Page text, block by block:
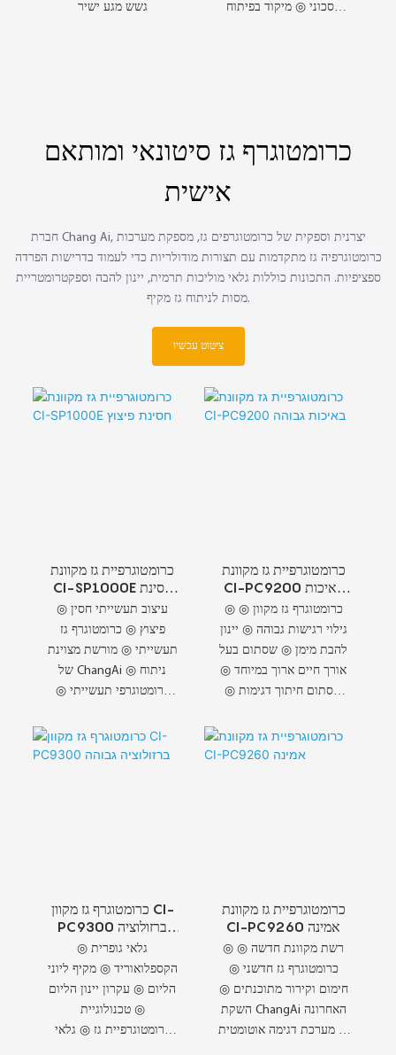
גשש מגע ישיר
חסכוני ◎ מיקוד בפיתוח
כרומטוגרף גז סיטונאי ומותאם
אישית
חברת Chang Ai, יצרנית וספקית של כרומטוגרפים גז, מספקת מערכות
כרומטוגרפיה גז מתקדמות עם תצורות מודולריות כדי לעמוד בדרישות הפרדה
ספציפיות. התכונות כוללות גלאי מוליכות תרמית, יינון להבה וספקטרומטריית
מסות לניתוח גז מקיף.
ציטוט עכשיו
כרומטוגרפיית גז מקוונת
CI-SP1000E חסינת
פיצוץ
◎ עיצוב תעשייתי חסין
פיצוץ ◎ כרומטוגרף גז
תעשייתי ◎ מורשת מצוינת
של ChangAi ◎ ניתוח
כרומטוגרפי תעשייתי ◎
אמינות גבוהה מוכחת ◎
רכיבים בעלי אמינות גבוהה
כרומטוגרפיית גז מקוונת
CI-PC9200 באיכות
גבוהה
◎ כרומטוגרף גז מקוון ◎
גילוי רגישות גבוהה ◎ יינון
להבת מימן ◎ שסתום בעל
אורך חיים ארוך במיוחד ◎
שסתום חיתוך דגימות ◎
מתאן
כרומטוגרף גז מקוון CI-
PC9300 ברזולוציה
גבוהה ◎ גלאי גופרית
הקספלואוריד ◎ מקיף ליוני
הליום ◎ עקרון יינון הליום
◎ טכנולוגיית
כרומטוגרפיית גז ◎ גלאי
כרומטוגרפיית גז מקוונת
CI-PC9260 אמינה
◎ רשת מקוונת חדשה ◎
כרומטוגרף גז חדשני ◎
חימום וקירור מתוכנתים ◎
השקת ChangAi האחרונה
◎ מערכת דגימה אוטומטית